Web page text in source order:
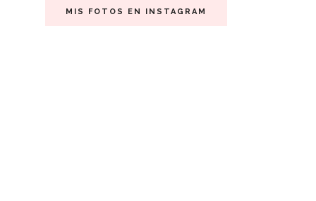
MIS FOTOS EN INSTAGRAM